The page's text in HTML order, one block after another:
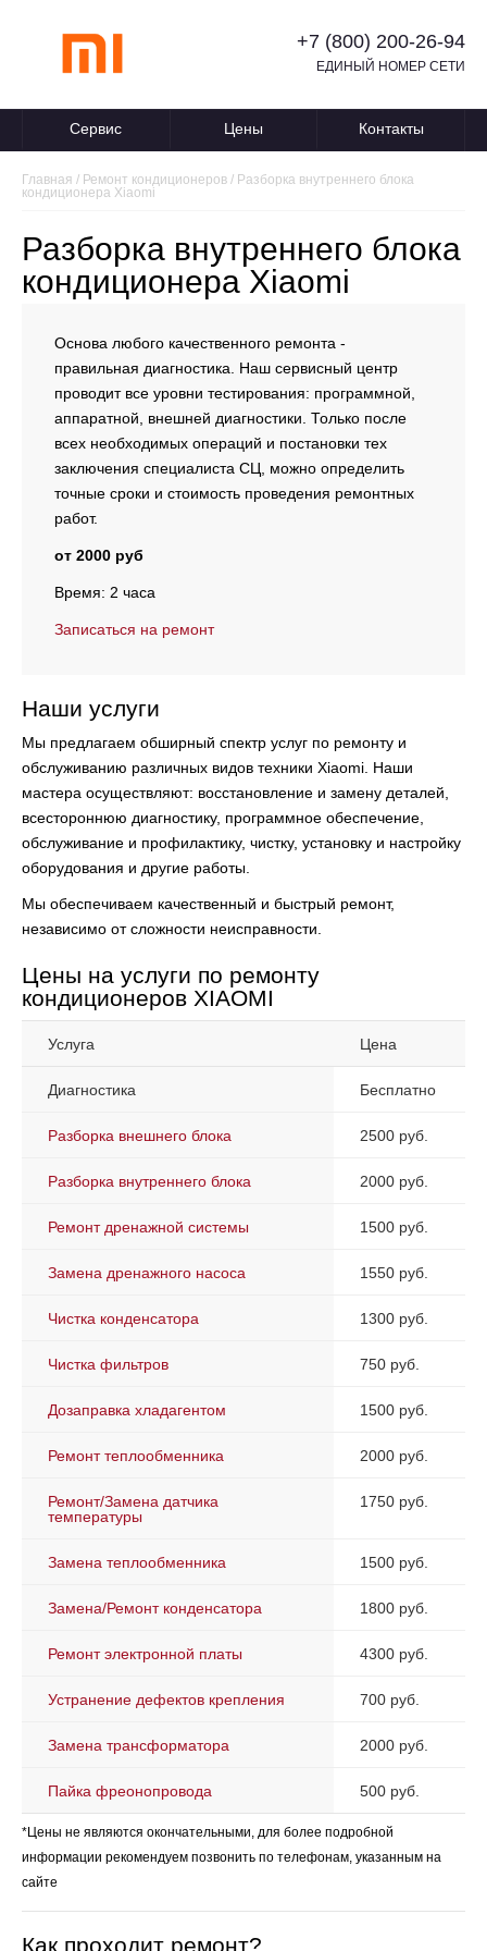
+7 (800) 200-26-94
ЕДИНЫЙ НОМЕР СЕТИ
Сервис Цены Контакты
Главная / Ремонт кондиционеров / Разборка внутреннего блока
кондиционера Xiaomi
Разборка внутреннего блока
кондиционера Xiaomi
Основа любого качественного ремонта -
правильная диагностика. Наш сервисный центр
проводит все уровни тестирования: программной,
аппаратной, внешней диагностики. Только после
всех необходимых операций и постановки тех
заключения специалиста СЦ, можно определить
точные сроки и стоимость проведения ремонтных
работ.
от 2000 руб
Время: 2 часа
Записаться на ремонт
Наши услуги
Мы предлагаем обширный спектр услуг по ремонту и
обслуживанию различных видов техники Xiaomi. Наши
мастера осуществляют: восстановление и замену деталей,
всестороннюю диагностику, программное обеспечение,
обслуживание и профилактику, чистку, установку и настройку
оборудования и другие работы.
Мы обеспечиваем качественный и быстрый ремонт,
независимо от сложности неисправности.
Цены на услуги по ремонту
кондиционеров XIAOMI
Услуга Цена
Диагностика Бесплатно
Разборка внешнего блока 2500 руб.
Разборка внутреннего блока 2000 руб.
Ремонт дренажной системы 1500 руб.
Замена дренажного насоса 1550 руб.
Чистка конденсатора 1300 руб.
Чистка фильтров 750 руб.
Дозаправка хладагентом 1500 руб.
Ремонт теплообменника 2000 руб.
Ремонт/Замена датчика
температуры
1750 руб.
Замена теплообменника 1500 руб.
Замена/Ремонт конденсатора 1800 руб.
Ремонт электронной платы 4300 руб.
Устранение дефектов крепления 700 руб.
Замена трансформатора 2000 руб.
Пайка фреонопровода 500 руб.
*Цены не являются окончательными, для более подробной
информации рекомендуем позвонить по телефонам, указанным на
сайте
Как проходит ремонт?